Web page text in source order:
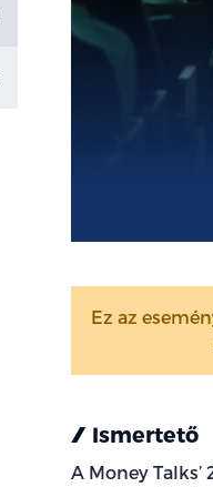
Ez az
Ismertető
A Money